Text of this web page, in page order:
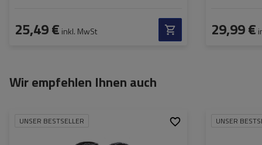
25,49 € inkl. MwSt 29,99 €
Wir empfehlen Ihnen auch
UNSER BESTSELLER
ohne Auffahren
UNSER